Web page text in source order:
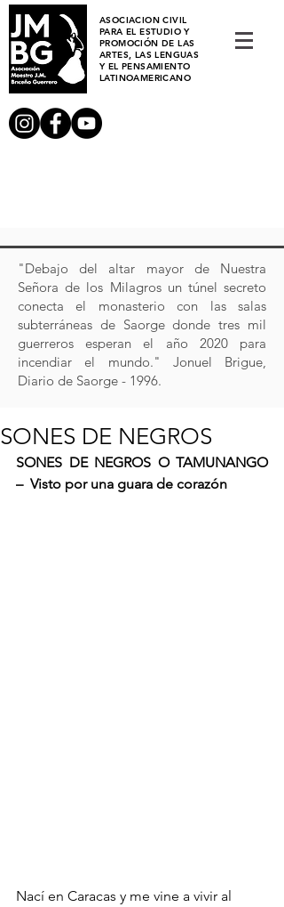
ASOCIACION CIVIL
PARA EL ESTUDIO Y
PROMOCIÓN DE LAS
ARTES, LAS LENGUAS
Y EL PENSAMIENTO
LATINOAMERICANO
"Debajo del altar mayor de Nuestra
Señora de los Milagros un túnel secreto
conecta el monasterio con las salas
subterráneas de Saorge donde tres mil
guerreros esperan el año 2020 para
incendiar el mundo." Jonuel Brigue,
Diario de Saorge - 1996.
SONES DE NEGROS
SONES DE NEGROS O TAMUNANGO
–  Visto por una guara de corazón
Nací en Caracas y me vine a vivir al